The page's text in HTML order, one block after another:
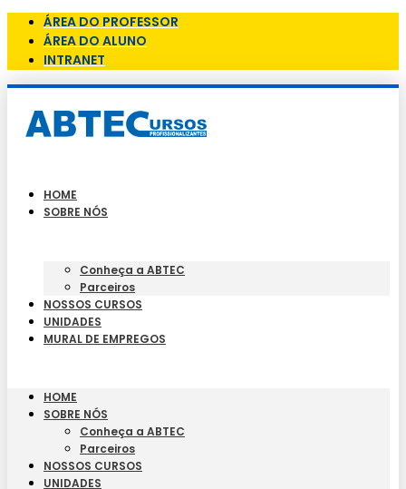
ÁREA DO PROFESSOR
ÁREA DO ALUNO
INTRANET
HOME
SOBRE NÓS
Conheça a ABTEC
Parceiros
NOSSOS CURSOS
UNIDADES
MURAL DE EMPREGOS
HOME
SOBRE NÓS
Conheça a ABTEC
Parceiros
NOSSOS CURSOS
UNIDADES